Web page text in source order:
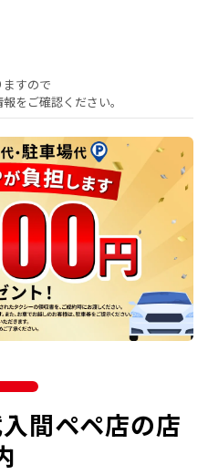
すので
をご確認ください。
間ペペ店の店